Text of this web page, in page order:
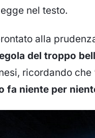
nel testo.
alla
del troppo
ricordando che
fa niente per